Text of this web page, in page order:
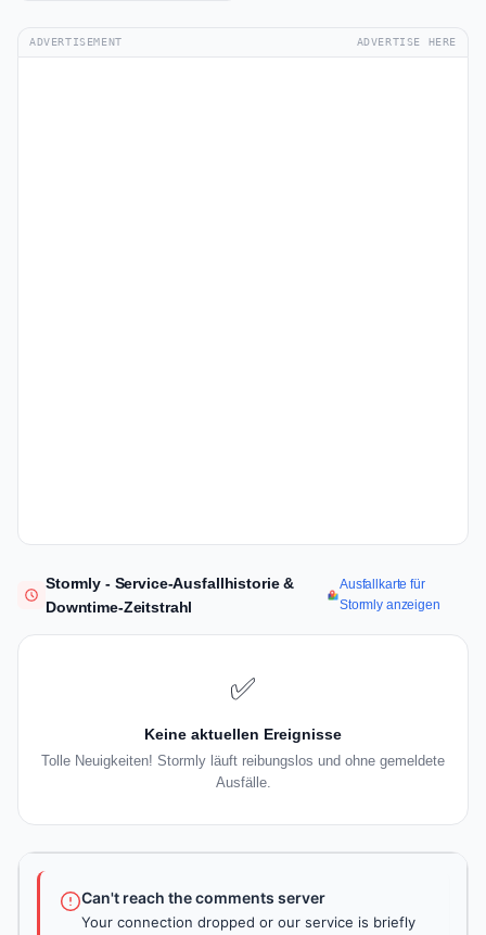
ADVERTISEMENT ADVERTISE HERE
Stormly - Service-Ausfallhistorie &
Downtime-Zeitstrahl
Ausfallkarte für
Stormly anzeigen
✅
Keine aktuellen Ereignisse
Tolle Neuigkeiten! Stormly läuft reibungslos und ohne gemeldete
Ausfälle.
Can't reach the comments server
Your connection dropped or our service is briefly